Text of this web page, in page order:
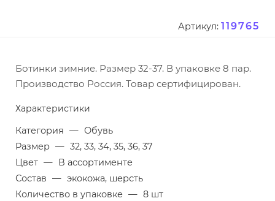
Артикул: 119765
Ботинки зимние. Размер 32-37. В упаковке 8 пар.
Производство Россия. Товар сертифицирован.
Характеристики
Категория — Обувь
Размер — 32, 33, 34, 35, 36, 37
Цвет — В ассортименте
Состав — экокожа, шерсть
Количество в упаковке — 8 шт